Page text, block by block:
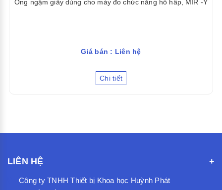
Ống ngậm giấy dùng cho máy đo chức năng hô hấp, MIR -Ý
Giá bán : Liên hệ
Chi tiết
LIÊN HỆ
Công ty TNHH Thiết bị Khoa học Huỳnh Phát